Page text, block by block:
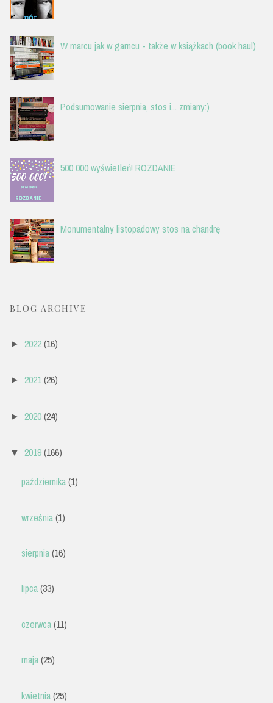
W marcu jak w garncu - także w książkach (book haul)
Podsumowanie sierpnia, stos i... zmiany:)
500 000 wyświetleń! ROZDANIE
Monumentalny listopadowy stos na chandrę
BLOG ARCHIVE
► 2022(16)
► 2021(26)
► 2020(24)
▼ 2019(166)
października(1)
września(1)
sierpnia(16)
lipca(33)
czerwca(11)
maja(25)
kwietnia(25)